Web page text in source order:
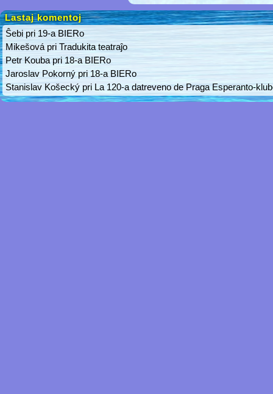
Lastaj komentoj
Ŝebi pri 19-a BIERo
Mikešová pri Tradukita teatraĵo
Petr Kouba pri 18-a BIERo
Jaroslav Pokorný pri 18-a BIERo
Stanislav Košecký pri La 120-a datreveno de Praga Esperanto-